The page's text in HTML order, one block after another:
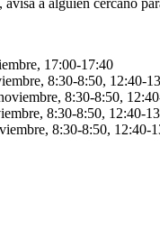
avisa a alguien cercano
17:00-17:40
8:30-8:50, 12:40-
8:30-8:50,
8:30-8:50, 12:40-
8:30-8:50, 12:40-